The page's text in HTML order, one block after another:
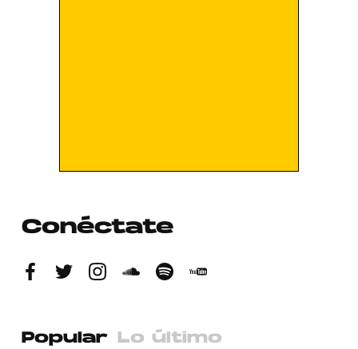
Conéctate
Popular Lo último